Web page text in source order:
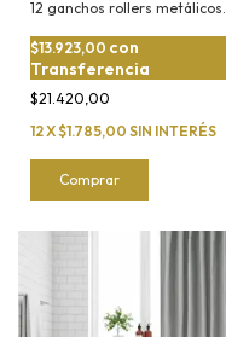
12 ganchos rollers metálicos.
$21.420,00
$13.923,00 con
Transferencia
12X$1.785,00 SIN INTERÉS
Comprar